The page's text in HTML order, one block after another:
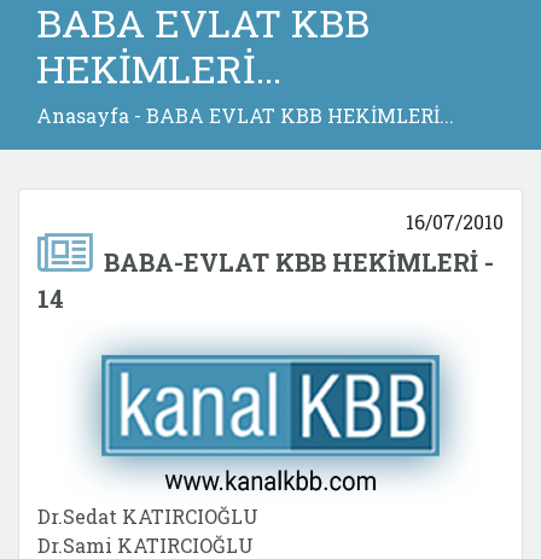
BABA EVLAT KBB
HEKİMLERİ...
Anasayfa - BABA EVLAT KBB HEKİMLERİ...
16/07/2010
BABA-EVLAT KBB HEKİMLERİ -
14
Dr.Sedat KATIRCIOĞLU
Dr.Sami KATIRCIOĞLU